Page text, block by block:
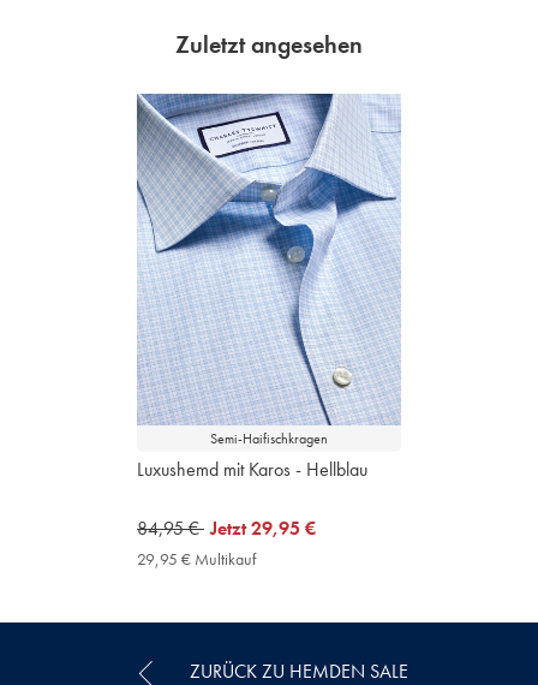
Zuletzt angesehen
Semi-Haifischkragen
Luxushemd mit Karos - Hellblau
was
84,95
84,95 € now
29,95
Jetzt29,95 €
29,95 € Multikauf29,95
Price
ZURÜCK ZU HEMDEN SALE